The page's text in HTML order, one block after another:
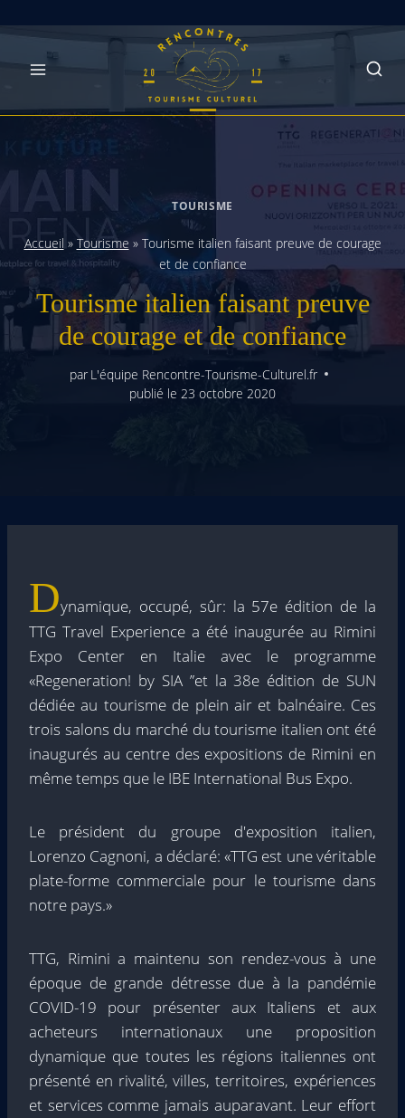
Skip
TOURISME
Accueil » Tourisme » Tourisme italien faisant preuve de courage
et de confiance
Tourisme italien faisant preuve
de courage et de confiance
par L'équipe Rencontre-Tourisme-Culturel.fr
publié le 23 octobre 2020
Dynamique, occupé, sûr: la 57e édition de la
TTG Travel Experience a été inaugurée au Rimini
Expo Center en Italie avec le programme
«Regeneration! by SIA ”et la 38e édition de SUN
dédiée au tourisme de plein air et balnéaire. Ces
trois salons du marché du tourisme italien ont été
inaugurés au centre des expositions de Rimini en
même temps que le IBE International Bus Expo.
Le président du groupe d'exposition italien,
Lorenzo Cagnoni, a déclaré: «TTG est une véritable
plate-forme commerciale pour le tourisme dans
notre pays.»
TTG, Rimini a maintenu son rendez-vous à une
époque de grande détresse due à la pandémie
COVID-19 pour présenter aux Italiens et aux
acheteurs internationaux une proposition
dynamique que toutes les régions italiennes ont
présenté en rivalité, villes, territoires, expériences
et services comme jamais auparavant. Leur effort